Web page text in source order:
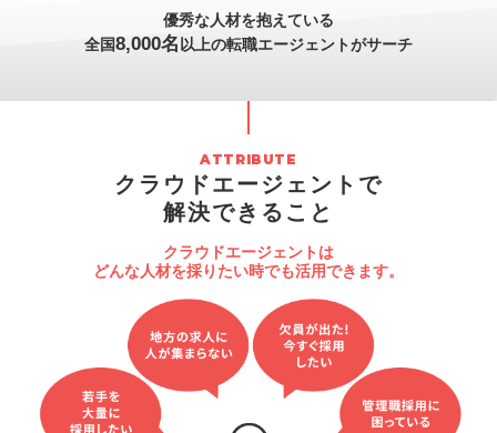
優秀な人材を抱えている
全国8,000名 以上の転職エージェントがサーチ
クラウドエージェントで
解決できること
クラウドエージェントは
どんな人材を採りたい時でも活用できます。